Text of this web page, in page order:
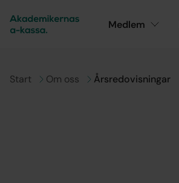
Medlem
Gå till
Start Gå till
Om oss Årsredovisningar